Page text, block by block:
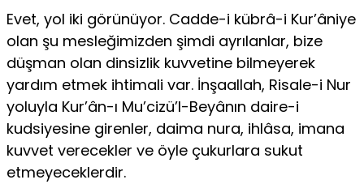
Evet, yol iki görünüyor. Cadde-i kübrâ-i Kur’âniye
olan şu mesleğimizden şimdi ayrılanlar, bize
düşman olan dinsizlik kuvvetine bilmeyerek
yardım etmek ihtimali var. İnşaallah, Risale-i Nur
yoluyla Kur’ân-ı Mu’cizü’l-Beyânın daire-i
kudsiyesine girenler, daima nura, ihlâsa, imana
kuvvet verecekler ve öyle çukurlara sukut
etmeyeceklerdir.